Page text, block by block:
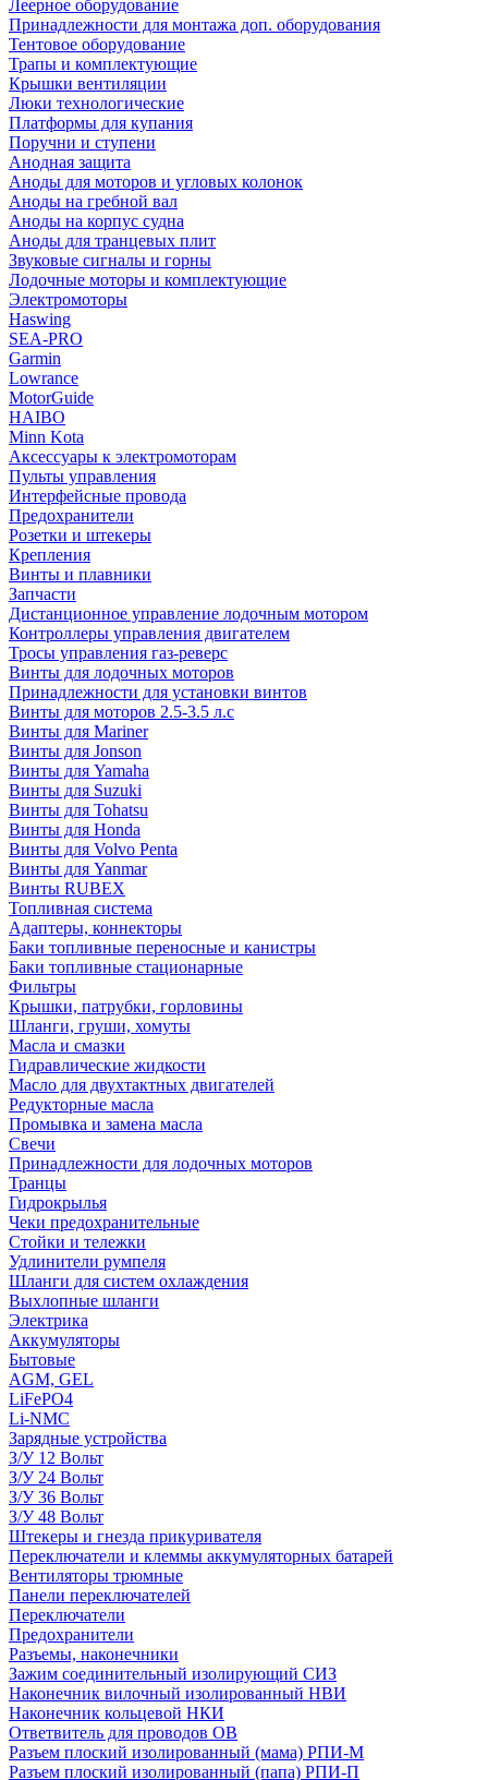
Леерное оборудование
Принадлежности для монтажа доп. оборудования
Тентовое оборудование
Трапы и комплектующие
Крышки вентиляции
Люки технологические
Платформы для купания
Поручни и ступени
Анодная защита
Аноды для моторов и угловых колонок
Аноды на гребной вал
Аноды на корпус судна
Аноды для транцевых плит
Звуковые сигналы и горны
Лодочные моторы и комплектующие
Электромоторы
Haswing
SEA-PRO
Garmin
Lowrance
MotorGuide
HAIBO
Minn Kota
Аксессуары к электромоторам
Пульты управления
Интерфейсные провода
Предохранители
Розетки и штекеры
Крепления
Винты и плавники
Запчасти
Дистанционное управление лодочным мотором
Контроллеры управления двигателем
Тросы управления газ-реверс
Винты для лодочных моторов
Принадлежности для установки винтов
Винты для моторов 2.5-3.5 л.с
Винты для Mariner
Винты для Jonson
Винты для Yamaha
Винты для Suzuki
Винты для Tohatsu
Винты для Honda
Винты для Volvo Penta
Винты для Yanmar
Винты RUBEX
Топливная система
Адаптеры, коннекторы
Баки топливные переносные и канистры
Баки топливные стационарные
Фильтры
Крышки, патрубки, горловины
Шланги, груши, хомуты
Масла и смазки
Гидравлические жидкости
Масло для двухтактных двигателей
Редукторные масла
Промывка и замена масла
Свечи
Принадлежности для лодочных моторов
Транцы
Гидрокрылья
Чеки предохранительные
Стойки и тележки
Удлинители румпеля
Шланги для систем охлаждения
Выхлопные шланги
Электрика
Аккумуляторы
Бытовые
AGM, GEL
LiFePO4
Li-NMC
Зарядные устройства
З/У 12 Вольт
З/У 24 Вольт
З/У 36 Вольт
З/У 48 Вольт
Штекеры и гнезда прикуривателя
Переключатели и клеммы аккумуляторных батарей
Вентиляторы трюмные
Панели переключателей
Переключатели
Предохранители
Разъемы, наконечники
Зажим соединительный изолирующий СИЗ
Наконечник вилочный изолированный НВИ
Наконечник кольцевой НКИ
Ответвитель для проводов ОВ
Разъем плоский изолированный (мама) РПИ-М
Разъем плоский изолированный (папа) РПИ-П